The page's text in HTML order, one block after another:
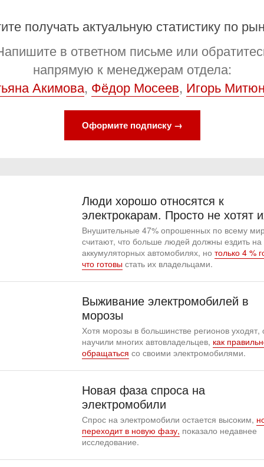
получать актуальную статистику по
в ответном письме или
напрямую к менеджерам отдела:
Акимова, Фёдор Мосеев, Игорь
Оформите подписку →
Люди хорошо относятся к
электрокарам. Просто не хотят
Внушительные 47% опрошенных по всему
считают, что больше людей должны ездить на
аккумуляторных автомобилях, но только 4 %
что готовы стать их владельцами.
Выживание электромобилей в
морозы
Хотя морозы в большинстве регионов уходят,
научили многих автовладельцев, как
обращаться со своими электромобилями.
Новая фаза спроса на
электромобили
Спрос на электромобили остается высоким,
переходит в новую фазу, показало недавнее
исследование.